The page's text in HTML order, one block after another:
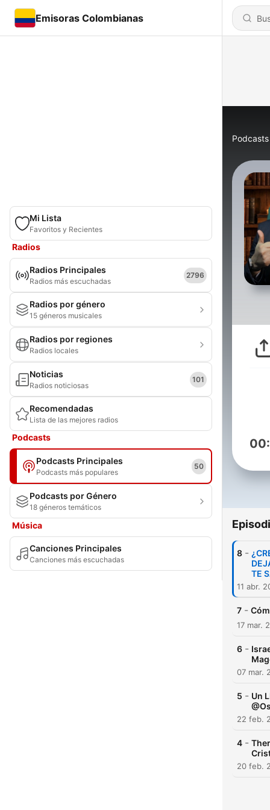
Emisoras Colombianas
Mi Lista
Favoritos y Recientes
Radios
Radios Principales
Radios más escuchadas
2796
Radios por género
15 géneros musicales
Radios por regiones
Radios locales
Noticias
Radios noticiosas
101
Recomendadas
Lista de las mejores radios
Podcasts
Podcasts Principales
Podcasts más populares
50
Podcasts por Género
18 géneros temáticos
Música
Canciones Principales
Canciones más escuchadas
Podcasts
8 -
TE
11 abr.
7 -
17 mar.
6 -
07 mar.
5 - Un
22 feb.
4 -
20 feb.